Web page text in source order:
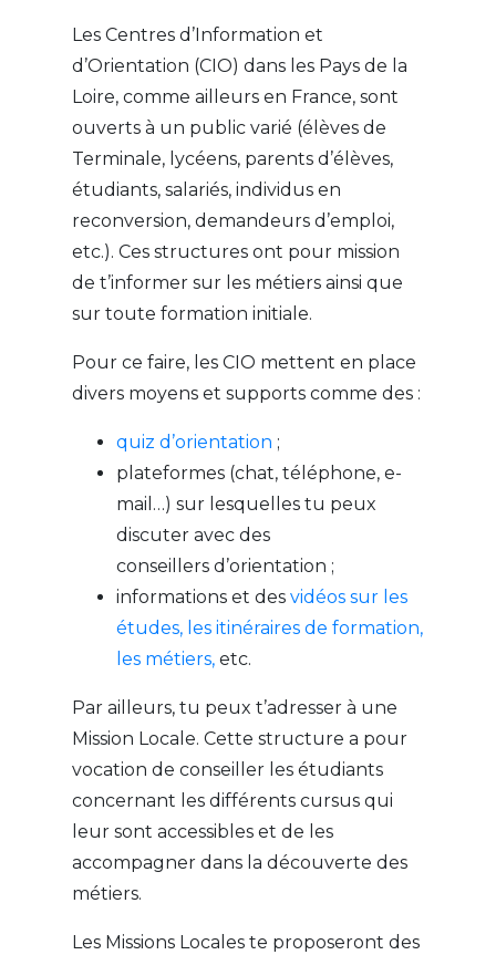
Les Centres d’Information et
d’Orientation (CIO) dans les Pays de la
Loire, comme ailleurs en France, sont
ouverts à un public varié (élèves de
Terminale, lycéens, parents d’élèves,
étudiants, salariés, individus en
reconversion, demandeurs d’emploi,
etc.). Ces structures ont pour mission
de t’informer sur les métiers ainsi que
sur toute formation initiale.
Pour ce faire, les CIO mettent en place
divers moyens et supports comme des :
quiz d’orientation ;
plateformes (chat, téléphone, e-
mail…) sur lesquelles tu peux
discuter avec des
conseillers d’orientation ;
informations et des vidéos sur les
études, les itinéraires de formation,
les métiers,etc.
Par ailleurs, tu peux t’adresser à une
Mission Locale. Cette structure a pour
vocation de conseiller les étudiants
concernant les différents cursus qui
leur sont accessibles et de les
accompagner dans la découverte des
métiers.
Les Missions Locales te proposeront des